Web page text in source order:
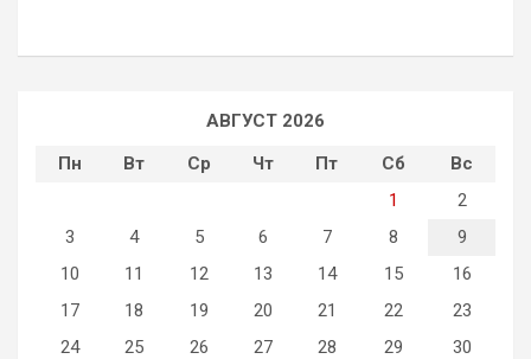
АВГУСТ 2026
Пн
Вт Ср Чт Пт Сб
Вс
1
2
3
4 5 6 7 8
9
10
11 12 13 14 15
16
17
18 19 20 21 22
23
24
25 26 27 28 29 30